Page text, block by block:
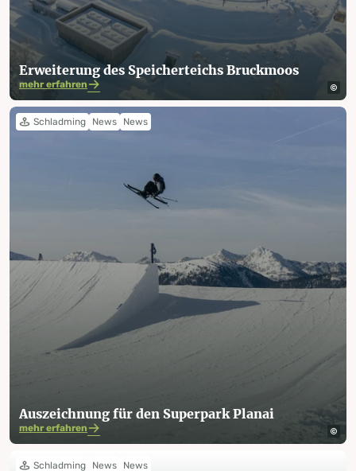
Erweiterung des Speicherteichs Bruckmoos
mehr erfahren
Schladming News News
Auszeichnung für den Superpark Planai
mehr erfahren
Schladming News News